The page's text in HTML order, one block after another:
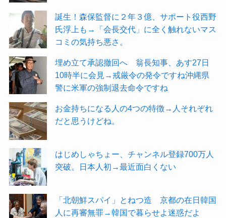
誕生！森保監督に２年３億、サポート役西野
氏浮上も→「会長交代」に全く触れないマス
コミの気持ち悪さ。
埋め立て承認撤回へ 翁長知事、あす27日
10時半に会見→戒厳令の発令ですね沖縄県
警に米軍の強制退去命令ですね
お金持ちになる人の4つの特徴→人それぞれ
だと思うけどね。
はじめしゃちょー、チャンネル登録700万人
突破。日本人初→最近面白くない
「北朝鮮スパイ」とねつ造 京都の在日韓国
人に再審無罪→韓国で暮らせよ迷惑だよ